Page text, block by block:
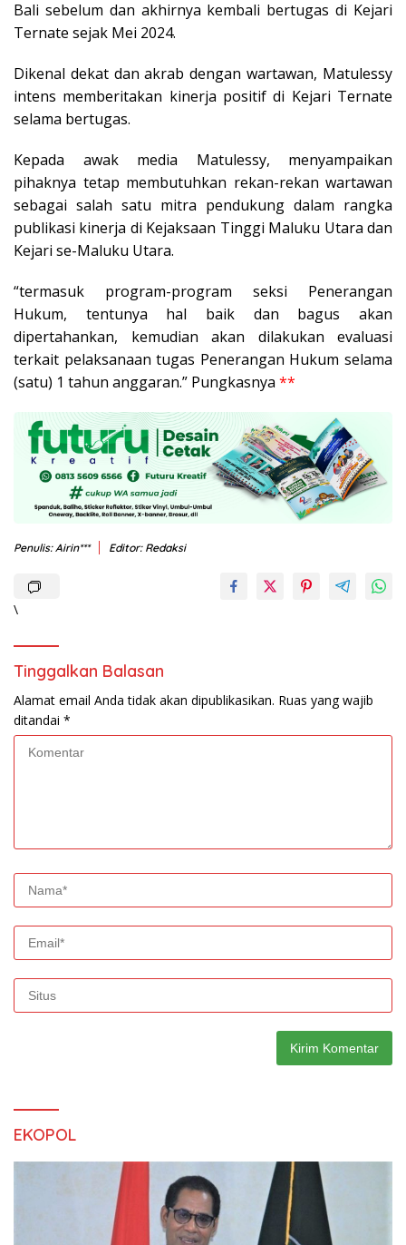
Bali sebelum dan akhirnya kembali bertugas di Kejari
Ternate sejak Mei 2024.
Dikenal dekat dan akrab dengan wartawan, Matulessy
intens memberitakan kinerja positif di Kejari Ternate
selama bertugas.
Kepada awak media Matulessy, menyampaikan
pihaknya tetap membutuhkan rekan-rekan wartawan
sebagai salah satu mitra pendukung dalam rangka
publikasi kinerja di Kejaksaan Tinggi Maluku Utara dan
Kejari se-Maluku Utara.
“termasuk program-program seksi Penerangan
Hukum, tentunya hal baik dan bagus akan
dipertahankan, kemudian akan dilakukan evaluasi
terkait pelaksanaan tugas Penerangan Hukum selama
(satu) 1 tahun anggaran.” Pungkasnya **
Penulis: Airin*** Editor: Redaksi
\
Tinggalkan Balasan
Alamat email Anda tidak akan dipublikasikan. Ruas yang wajib
ditandai *
EKOPOL